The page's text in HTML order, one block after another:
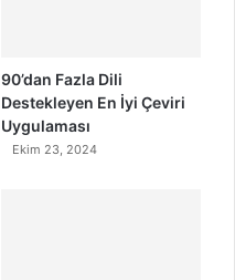
90’dan Fazla Dili
Destekleyen En İyi Çeviri
Uygulaması
Ekim 23, 2024